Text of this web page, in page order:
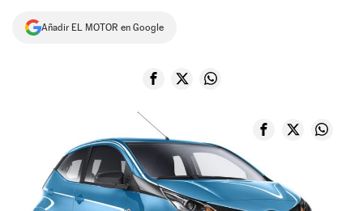
Añadir EL MOTOR en Google